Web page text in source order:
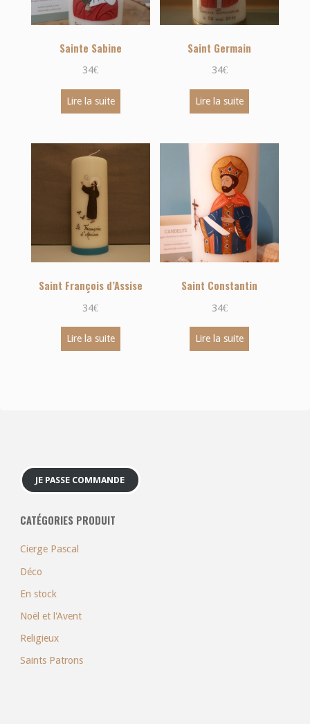
Sainte Sabine
34€
Lire la suite
Saint Germain
34€
Lire la suite
Saint François d’Assise
34€
Lire la suite
Saint Constantin
34€
Lire la suite
JE PASSE COMMANDE
CATÉGORIES PRODUIT
Cierge Pascal
Déco
En stock
Noël et l'Avent
Religieux
Saints Patrons